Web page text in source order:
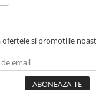
/ Mine
ofertele si promotiile